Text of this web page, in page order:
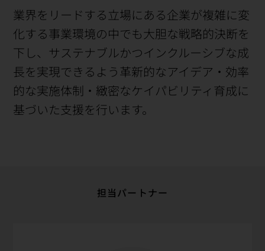
業界をリードする立場にある企業が複雑に変
化する事業環境の中でも大胆な戦略的決断を
下し、サステナブルかつインクルーシブな成
長を実現できるよう革新的なアイデア・効率
的な実施体制・緻密なケイパビリティ育成に
基づいた支援を行います。
担当パートナー